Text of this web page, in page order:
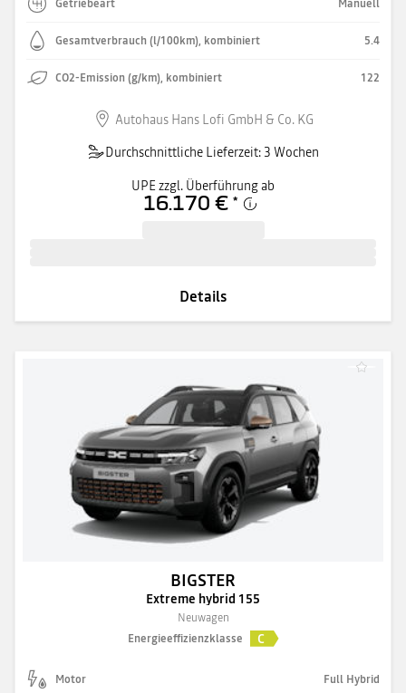
Getriebeart Manuell
Gesamtverbrauch (l/100km), kombiniert 5.4
CO2-Emission (g/km), kombiniert 122
Autohaus Hans Lofi GmbH & Co. KG
Durchschnittliche Lieferzeit: 3 Wochen
UPE zzgl. Überführung ab
16.170 € *
Details
BIGSTER
Extreme hybrid 155
Neuwagen
Energieeffizienzklasse
C
Motor Full Hybrid